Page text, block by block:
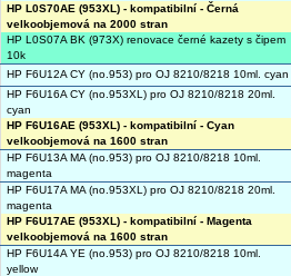
HP L0S70AE (953XL) - kompatibilní - Černá
velkoobjemová na 2000 stran
HP L0S07A BK (973X) renovace černé kazety s čipem
10k
HP F6U12A CY (no.953) pro OJ 8210/8218 10ml. cyan
HP F6U16A CY (no.953XL) pro OJ 8210/8218 20ml.
cyan
HP F6U16AE (953XL) - kompatibilní - Cyan
velkoobjemová na 1600 stran
HP F6U13A MA (no.953) pro OJ 8210/8218 10ml.
magenta
HP F6U17A MA (no.953XL) pro OJ 8210/8218 20ml.
magenta
HP F6U17AE (953XL) - kompatibilní - Magenta
velkoobjemová na 1600 stran
HP F6U14A YE (no.953) pro OJ 8210/8218 10ml.
yellow